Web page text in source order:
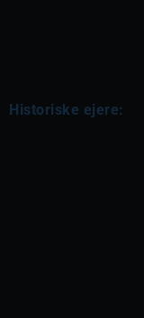
Historiske ejere: